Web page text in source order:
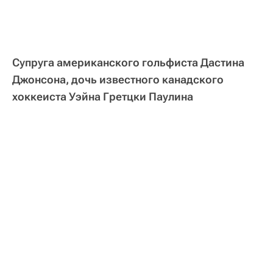
Супруга американского гольфиста Дастина
Джонсона, дочь известного канадского
хоккеиста Уэйна Гретцки Паулина